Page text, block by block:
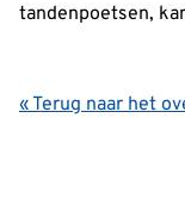
tandenpoetsen,
« Terug naar het